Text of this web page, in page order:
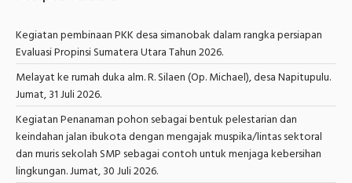
Kegiatan pembinaan PKK desa simanobak dalam rangka persiapan
Evaluasi Propinsi Sumatera Utara Tahun 2026.
Melayat ke rumah duka alm. R. Silaen (Op. Michael), desa Napitupulu.
Jumat, 31 Juli 2026.
Kegiatan Penanaman pohon sebagai bentuk pelestarian dan
keindahan jalan ibukota dengan mengajak muspika/lintas sektoral
dan muris sekolah SMP sebagai contoh untuk menjaga kebersihan
lingkungan. Jumat, 30 Juli 2026.